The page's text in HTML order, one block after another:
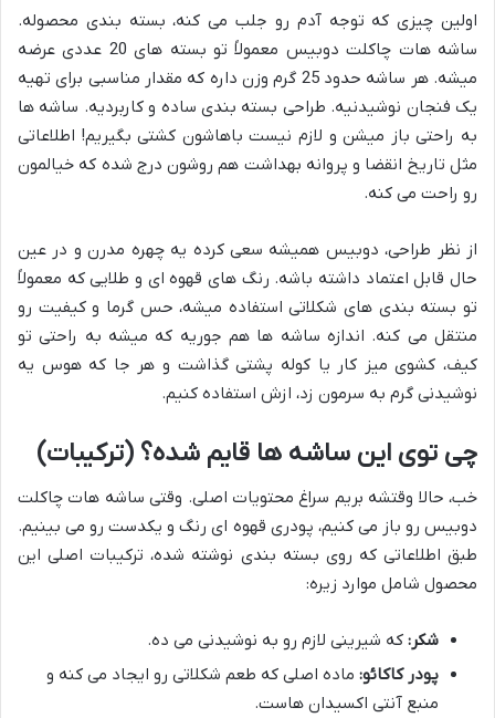
اولین چیزی که توجه آدم رو جلب می کنه، بسته بندی محصوله.
ساشه هات چاکلت دوبیس معمولاً تو بسته های 20 عددی عرضه
میشه. هر ساشه حدود 25 گرم وزن داره که مقدار مناسبی برای تهیه
یک فنجان نوشیدنیه. طراحی بسته بندی ساده و کاربردیه. ساشه ها
به راحتی باز میشن و لازم نیست باهاشون کشتی بگیریم! اطلاعاتی
مثل تاریخ انقضا و پروانه بهداشت هم روشون درج شده که خیالمون
رو راحت می کنه.
از نظر طراحی، دوبیس همیشه سعی کرده یه چهره مدرن و در عین
حال قابل اعتماد داشته باشه. رنگ های قهوه ای و طلایی که معمولاً
تو بسته بندی های شکلاتی استفاده میشه، حس گرما و کیفیت رو
منتقل می کنه. اندازه ساشه ها هم جوریه که میشه به راحتی تو
کیف، کشوی میز کار یا کوله پشتی گذاشت و هر جا که هوس یه
نوشیدنی گرم به سرمون زد، ازش استفاده کنیم.
چی توی این ساشه ها قایم شده؟ (ترکیبات)
خب، حالا وقتشه بریم سراغ محتویات اصلی. وقتی ساشه هات چاکلت
دوبیس رو باز می کنیم، پودری قهوه ای رنگ و یکدست رو می بینیم.
طبق اطلاعاتی که روی بسته بندی نوشته شده، ترکیبات اصلی این
محصول شامل موارد زیره:
شکر: که شیرینی لازم رو به نوشیدنی می ده.
پودر کاکائو: ماده اصلی که طعم شکلاتی رو ایجاد می کنه و
منبع آنتی اکسیدان هاست.